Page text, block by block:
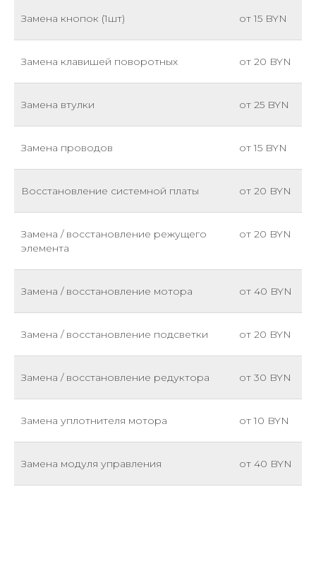
Замена кнопок (1шт) от 15 BYN
Замена клавишей поворотных от 20 BYN
Замена втулки от 25 BYN
Замена проводов от 15 BYN
Восстановление системной платы от 20 BYN
Замена / восстановление режущего
элемента
от 20 BYN
Замена / восстановление мотора от 40 BYN
Замена / восстановление подсветки от 20 BYN
Замена / восстановление редуктора от 30 BYN
Замена уплотнителя мотора от 10 BYN
Замена модуля управления от 40 BYN